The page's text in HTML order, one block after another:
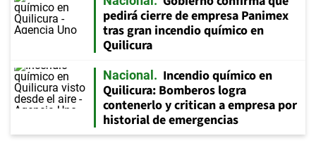
pedirá cierre de empresa Panimex
tras gran incendio químico en
Quilicura
Nacional
Incendio químico en
Quilicura: Bomberos logra
contenerlo y critican a empresa por
historial de emergencias